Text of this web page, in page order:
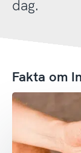
dag.
Fakta om